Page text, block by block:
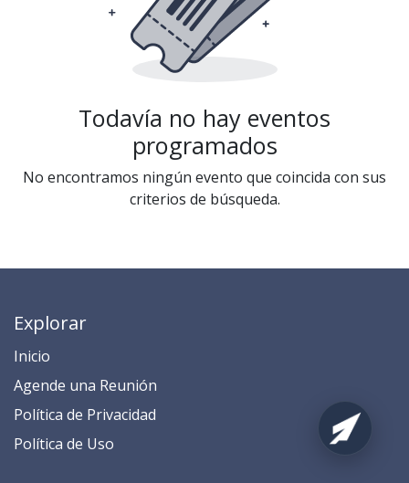
Todavía no hay eventos
programados
No encontramos ningún evento que coincida con sus
criterios de búsqueda.
Explorar
Inicio
​​​​​​​​​​​​​​​​​​​​​​​​​​​​A​gend​e ​u​na​ Reunión​
​​​​​​P​o​l​ítica de Privacidad
​​​​​​​​​​​P​o​l​í​t​ic​a​ d​e ​U​so​